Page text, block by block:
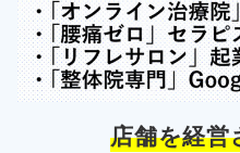
店舗を経営